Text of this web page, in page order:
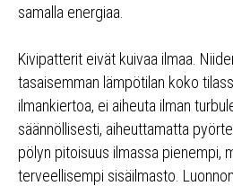
samalla energiaa.
Kivipatterit eivät kuivaa ilmaa.
tasaisemman lämpötilan koko
ilmankiertoa, ei aiheuta ilman
säännöllisesti, aiheuttamatta
pölyn pitoisuus ilmassa pienempi,
terveellisempi sisäilmasto.